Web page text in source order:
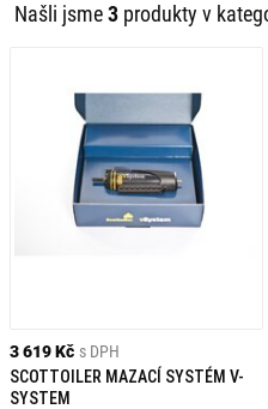
Našli jsme3 produkty v
3 619 Kč s DPH
SCOTTOILER MAZACÍ SYSTÉM V-
SYSTEM